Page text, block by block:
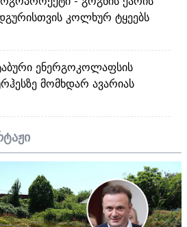
კოლხურ ტყეებს
ენერგოკოლაფსის
მომხდარ ავარიას